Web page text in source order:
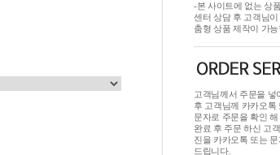
-본 사이트에 없는 상
센터 상담 후 고객님
춤형 상품 제작이 가능
고객님께서 주문을 넣
후 고객님께 카카오톡
문자로 주문을 확인
완료 후 주문 하신 고
진을 카카오톡 또는
드립니다.